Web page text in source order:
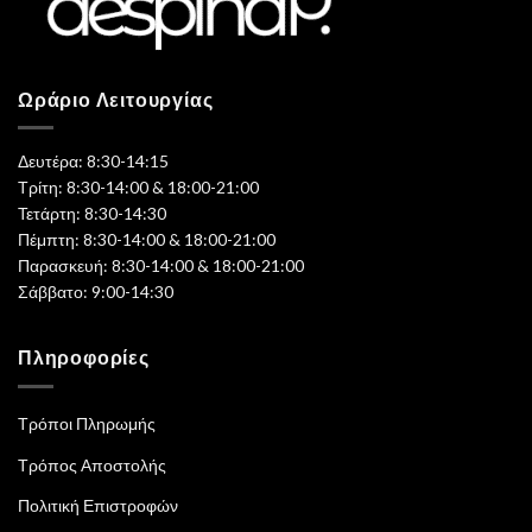
Ωράριο Λειτουργίας
Δευτέρα: 8:30-14:15
Τρίτη: 8:30-14:00 & 18:00-21:00
Τετάρτη: 8:30-14:30
Πέμπτη: 8:30-14:00 & 18:00-21:00
Παρασκευή: 8:30-14:00 & 18:00-21:00
Σάββατο: 9:00-14:30
Πληροφορίες
Τρόποι Πληρωμής
Τρόπος Αποστολής
Πολιτική Επιστροφών